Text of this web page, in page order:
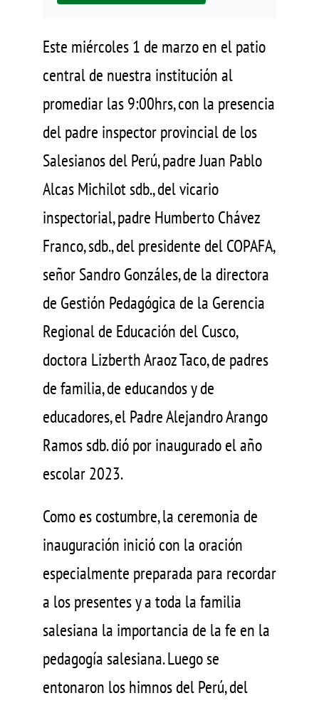
Este miércoles 1 de marzo en el patio
central de nuestra institución al
promediar las 9:00hrs, con la presencia
del padre inspector provincial de los
Salesianos del Perú, padre Juan Pablo
Alcas Michilot sdb., del vicario
inspectorial, padre Humberto Chávez
Franco, sdb., del presidente del COPAFA,
señor Sandro Gonzáles, de la directora
de Gestión Pedagógica de la Gerencia
Regional de Educación del Cusco,
doctora Lizberth Araoz Taco, de padres
de familia, de educandos y de
educadores, el Padre Alejandro Arango
Ramos sdb. dió por inaugurado el año
escolar 2023.
Como es costumbre, la ceremonia de
inauguración inició con la oración
especialmente preparada para recordar
a los presentes y a toda la familia
salesiana la importancia de la fe en la
pedagogía salesiana. Luego se
entonaron los himnos del Perú, del